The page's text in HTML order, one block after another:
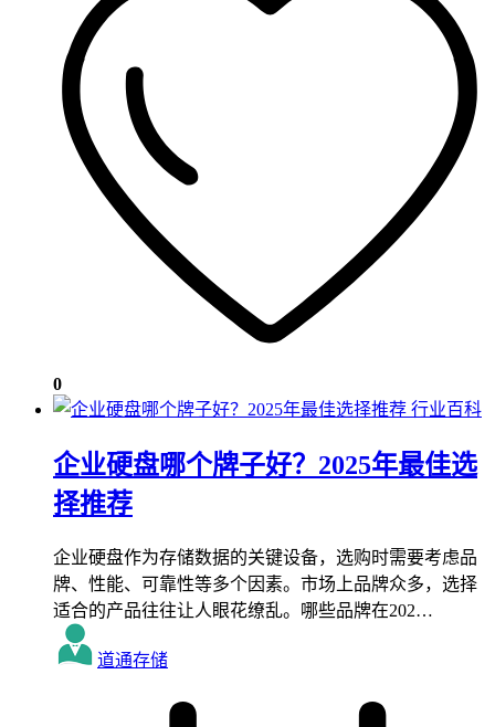
0
行业百科
企业硬盘哪个牌子好？2025年最佳选
择推荐
企业硬盘作为存储数据的关键设备，选购时需要考虑品
牌、性能、可靠性等多个因素。市场上品牌众多，选择
适合的产品往往让人眼花缭乱。哪些品牌在202…
道通存储